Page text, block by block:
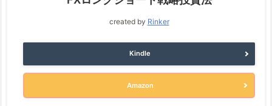
created by Rinker
Kindle
Amazon